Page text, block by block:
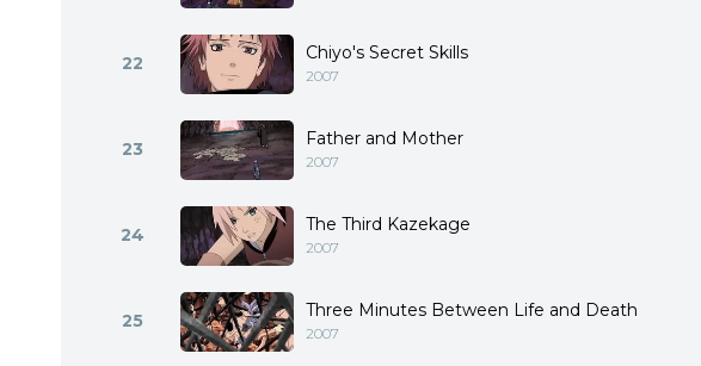
22 Chiyo's Secret Skills
2007
23 Father and Mother
2007
24 The Third Kazekage
2007
25 Three Minutes Between Life and Death
2007